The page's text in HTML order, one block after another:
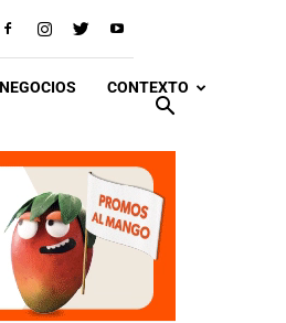
NEGOCIOS CONTEXTO